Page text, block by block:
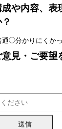
や内容、表
分かりにくか
見・ご要望
送信